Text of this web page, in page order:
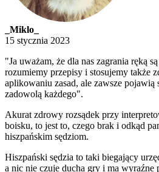
_Miklo_
15 stycznia 2023
"Ja uważam, że dla nas zagrania ręką
rozumiemy przepisy i stosujemy także
aplikowaniu zasad, ale zawsze pojawią
zadowolą każdego".
Akurat zdrowy rozsądek przy
boisku, to jest to, czego brak i odkąd
hiszpańskim sędziom.
Hiszpański sędzia to taki biegający
a nic nie czuje ducha gry i ma wyraźne